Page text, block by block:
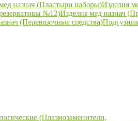
назнач (Пластыри наборы)Изделия
№12)Изделия мед назнач
(Перевязочные средства)
(Плазмозаменители,